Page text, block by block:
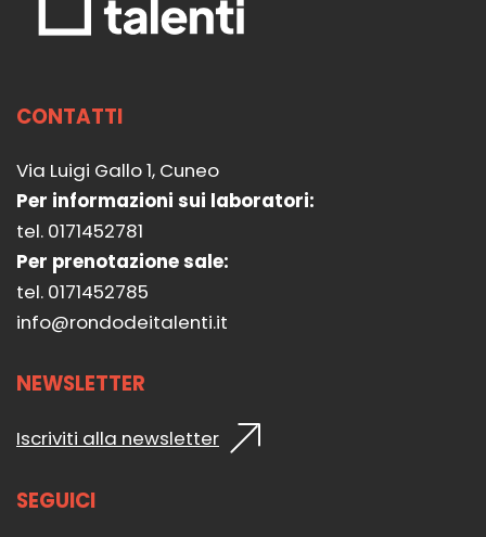
CONTATTI
Via Luigi Gallo 1, Cuneo
Per informazioni sui laboratori:
tel. 0171452781
Per prenotazione sale:
tel. 0171452785
info@rondodeitalenti.it
NEWSLETTER
Iscriviti alla newsletter
SEGUICI